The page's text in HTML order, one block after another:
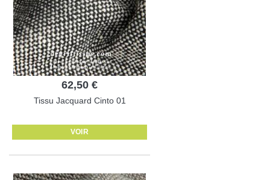
62,50 €
Tissu Jacquard Cinto 01
VOIR